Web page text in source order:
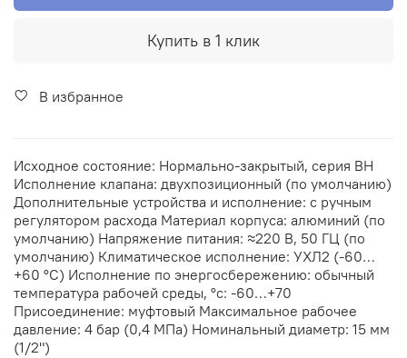
Купить в 1 клик
В избранное
Исходное состояние: Нормально-закрытый, серия ВН
Исполнение клапана: двухпозиционный (по умолчанию)
Дополнительные устройства и исполнение: с ручным
регулятором расхода Материал корпуса: алюминий (по
умолчанию) Напряжение питания: ≈220 В, 50 ГЦ (по
умолчанию) Климатическое исполнение: УХЛ2 (-60…
+60 °С) Исполнение по энергосбережению: обычный
температура рабочей среды, °с: -60…+70
Присоединение: муфтовый Максимальное рабочее
давление: 4 бар (0,4 МПа) Номинальный диаметр: 15 мм
(1/2")